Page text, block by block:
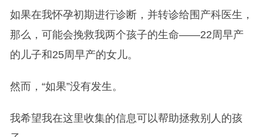
如果在我怀孕初期进行诊断，并转诊给围产科医生，
那么，可能会挽救我两个孩子的生命——22周早产
的儿子和25周早产的女儿。
然而，“如果”没有发生。
我希望我在这里收集的信息可以帮助拯救别人的孩